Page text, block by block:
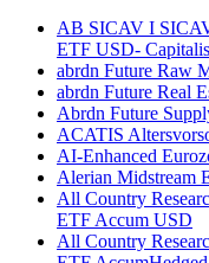
AB SICAV I
ETF USD-
abrdn Future Raw
abrdn Future Real
Abrdn Future
ACATIS
AI-Enhanced
Alerian Midstream
All Country
ETF Accum USD
All Country